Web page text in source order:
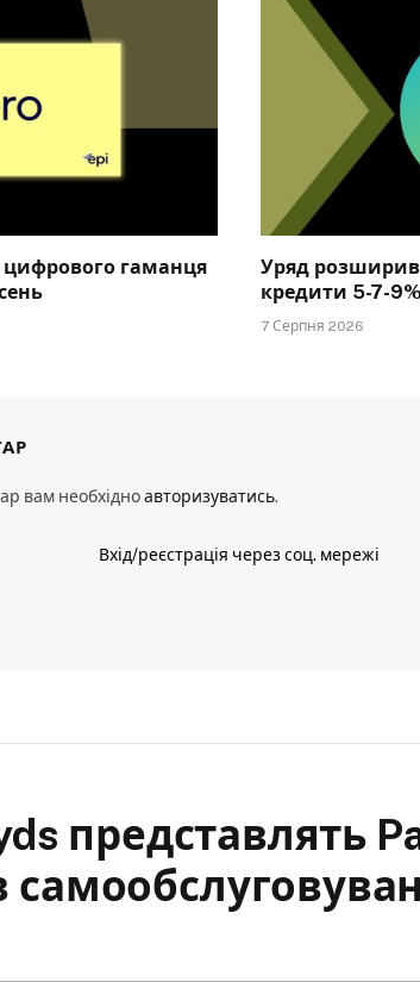
цифрового гаманця
Уряд розширив
кредити 5-7-
7 Серпня 2026
вам необхідноавторизуватись.
Вхід/реєстрація через соц. мережі
представлять